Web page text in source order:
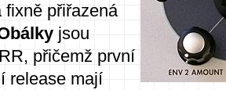
fixně přiřazená
jsou
přičemž první
release mají